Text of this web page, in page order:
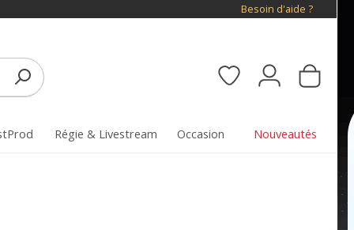
Besoin d'aide ?
Régie & Livestream Occasion Nouveautés